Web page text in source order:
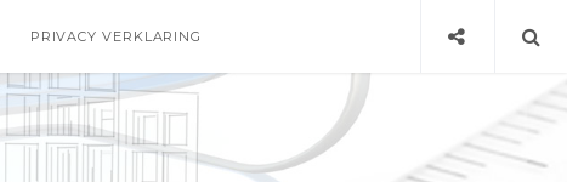
PRIVACY VERKLARING